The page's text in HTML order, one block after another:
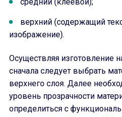
верхний (содержащий
изображение).
Осуществляя изготовление
сначала следует выбрать
верхнего слоя. Далее
уровень прозрачности
определиться с